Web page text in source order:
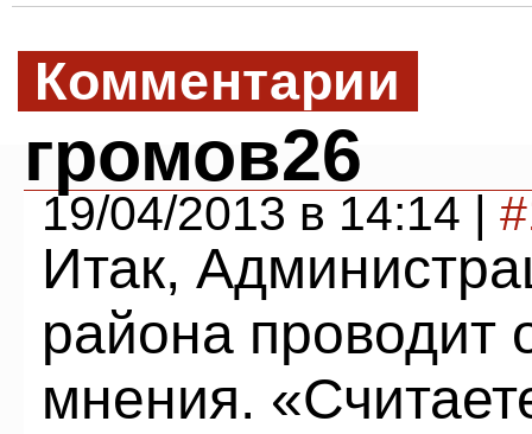
Комментарии
громов26
19/04/2013 в 14:14 |
Итак,
района проводит
мнения.